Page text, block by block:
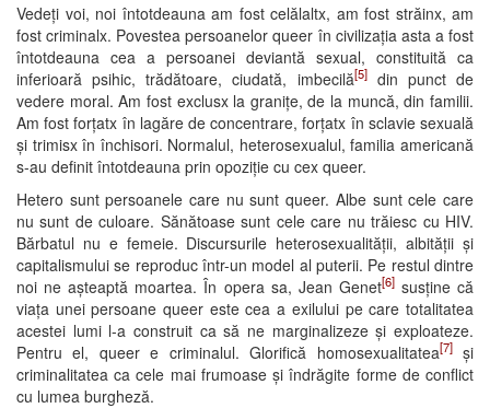
Vedeți voi, noi întotdeauna am fost celălaltx, am fost străinx, am
fost criminalx. Povestea persoanelor queer în civilizația asta a fost
întotdeauna cea a persoanei deviantă sexual, constituită ca
inferioară psihic, trădătoare, ciudată, imbecilă[5]din punct de
vedere moral. Am fost exclusx la granițe, de la muncă, din familii.
Am fost forțatx în lagăre de concentrare, forțatx în sclavie sexuală
și trimisx în închisori. Normalul, heterosexualul, familia americană
s-au definit întotdeauna prin opoziție cu cex queer.
Hetero sunt persoanele care nu sunt queer. Albe sunt cele care
nu sunt de culoare. Sănătoase sunt cele care nu trăiesc cu HIV.
Bărbatul nu e femeie. Discursurile heterosexualității, albității și
capitalismului se reproduc într-un model al puterii. Pe restul dintre
noi ne așteaptă moartea. În opera sa, Jean Genet[6]susține că
viața unei persoane queer este cea a exilului pe care totalitatea
acestei lumi l-a construit ca să ne marginalizeze și exploateze.
Pentru el, queer e criminalul. Glorifică homosexualitatea[7]și
criminalitatea ca cele mai frumoase și îndrăgite forme de conflict
cu lumea burgheză.